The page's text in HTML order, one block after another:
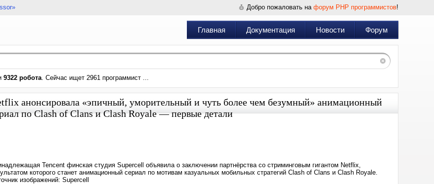
Добро пожаловать на форум PHP программистов!
Главная Документация Новости Форум
9322 робота. Сейчас ищет 2961 программист ...
анонсировала «эпичный, уморительный и чуть более чем безумный» анимационный
по Clash of Clans и Clash Royale — первые детали
Tencent финская студия Supercell объявила о заключении партнёрства со стриминговым гигантом Netflix,
которого станет анимационный сериал по мотивам казуальных мобильных стратегий Clash of Clans и Clash Royale.
изображений: Supercell